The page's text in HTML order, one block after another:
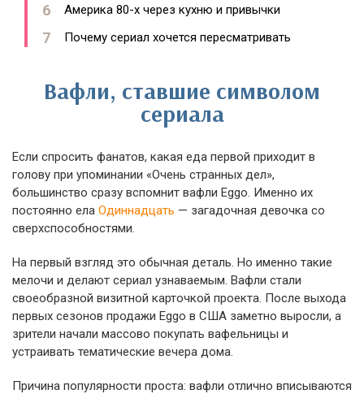
Америка 80-х через кухню и привычки
Почему сериал хочется пересматривать
Вафли, ставшие символом
сериала
Если спросить фанатов, какая еда первой приходит в
голову при упоминании «Очень странных дел»,
большинство сразу вспомнит вафли Eggo. Именно их
постоянно ела Одиннадцать — загадочная девочка со
сверхспособностями.
На первый взгляд это обычная деталь. Но именно такие
мелочи и делают сериал узнаваемым. Вафли стали
своеобразной визитной карточкой проекта. После выхода
первых сезонов продажи Eggo в США заметно выросли, а
зрители начали массово покупать вафельницы и
устраивать тематические вечера дома.
Причина популярности проста: вафли отлично вписываются